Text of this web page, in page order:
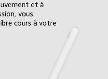
et à
vous
cours à votre